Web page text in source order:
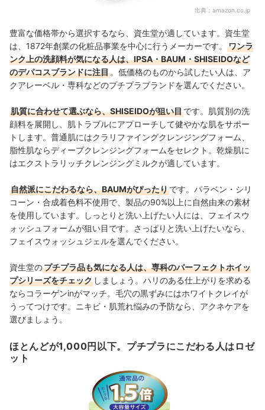
出典： amazon.co.jp
豊富な価格帯から選択するなら、資生堂が適しています。資生堂
は、1872年創業の化粧品事業を中心に行うメーカーです。
ワンラ
ンク上の洗顔料が気になる人は、IPSA・BAUM・SHISEIDOなど
のデパコスブランドに注目 。低価格のものから試したい人は、ア
クアレーベル・専科などのプチプラブランドを選んでください。
肌質に合わせて選ぶなら、SHISEIDOが狙い目です。肌質別の洗
顔料を展開し、肌トラブルにアプローチして健やかな肌をサポー
トします。普通肌にはクラリファイングクレンジングフォーム、
脂性肌ならディープクレンジングフォームをセレクト。乾燥肌に
はエクストラリッチクレンジングミルクが適しています。
自然派にこだわるなら、BAUMがぴったりです。パラベン・シリ
コーン・合成着色料不使用で、製品の90%以上に自然由来の素材
を使用しています。しっとりと洗い上げたい人には、フェイスウ
ォッシュフォームが狙い目です。さっぱりと洗い上げたいなら、
フェイスウォッシュジェルを選んでください。
資生堂のプチプラ品も気になる人は、専科のパーフェクトホイッ
プシリーズをチェック しましょう。ハリのある仕上がりを求める
ならコラーゲンinがマッチ。毛穴の黒ずみにはホワイトクレイが
うってつけです。ニキビ・肌荒れ悩みの予防なら、アクネケアを
選びましょう。
ほとんどが1,000円以下。プチプラにこだわる人はロゼ
ット